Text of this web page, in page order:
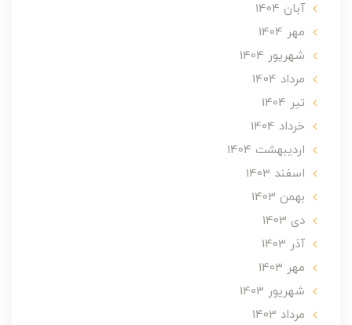
آبان 1404
مهر 1404
شهریور 1404
مرداد 1404
تير 1404
خرداد 1404
ارديبهشت 1404
اسفند 1403
بهمن 1403
دی 1403
آذر 1403
مهر 1403
شهریور 1403
مرداد 1403